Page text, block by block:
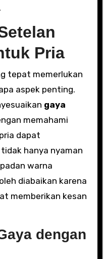
Pria
tepat memerlukan
aspek penting.
gaya
memahami
dapat
hanya nyaman
warna
diabaikan karena
memberikan kesan
dengan